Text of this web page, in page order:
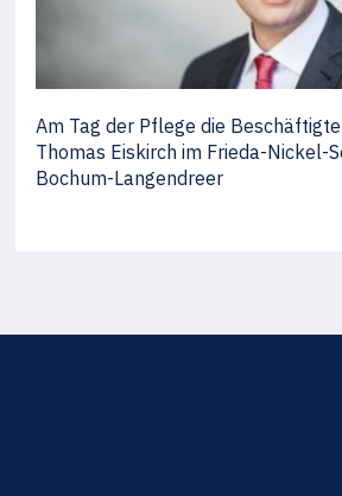
Am Tag der Pflege die
Thomas Eiskirch im Frieda-Nickel-
Bochum-Langendreer